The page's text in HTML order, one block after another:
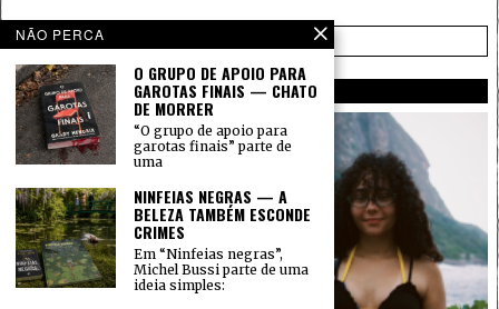
AUTORES
NÃO PERCA
O GRUPO DE APOIO PARA
GAROTAS FINAIS — CHATO
DE MORRER
“O grupo de apoio para
garotas finais” parte de
uma
NINFEIAS NEGRAS — A
BELEZA TAMBÉM ESCONDE
CRIMES
Em “Ninfeias negras”,
Michel Bussi parte de uma
ideia simples: